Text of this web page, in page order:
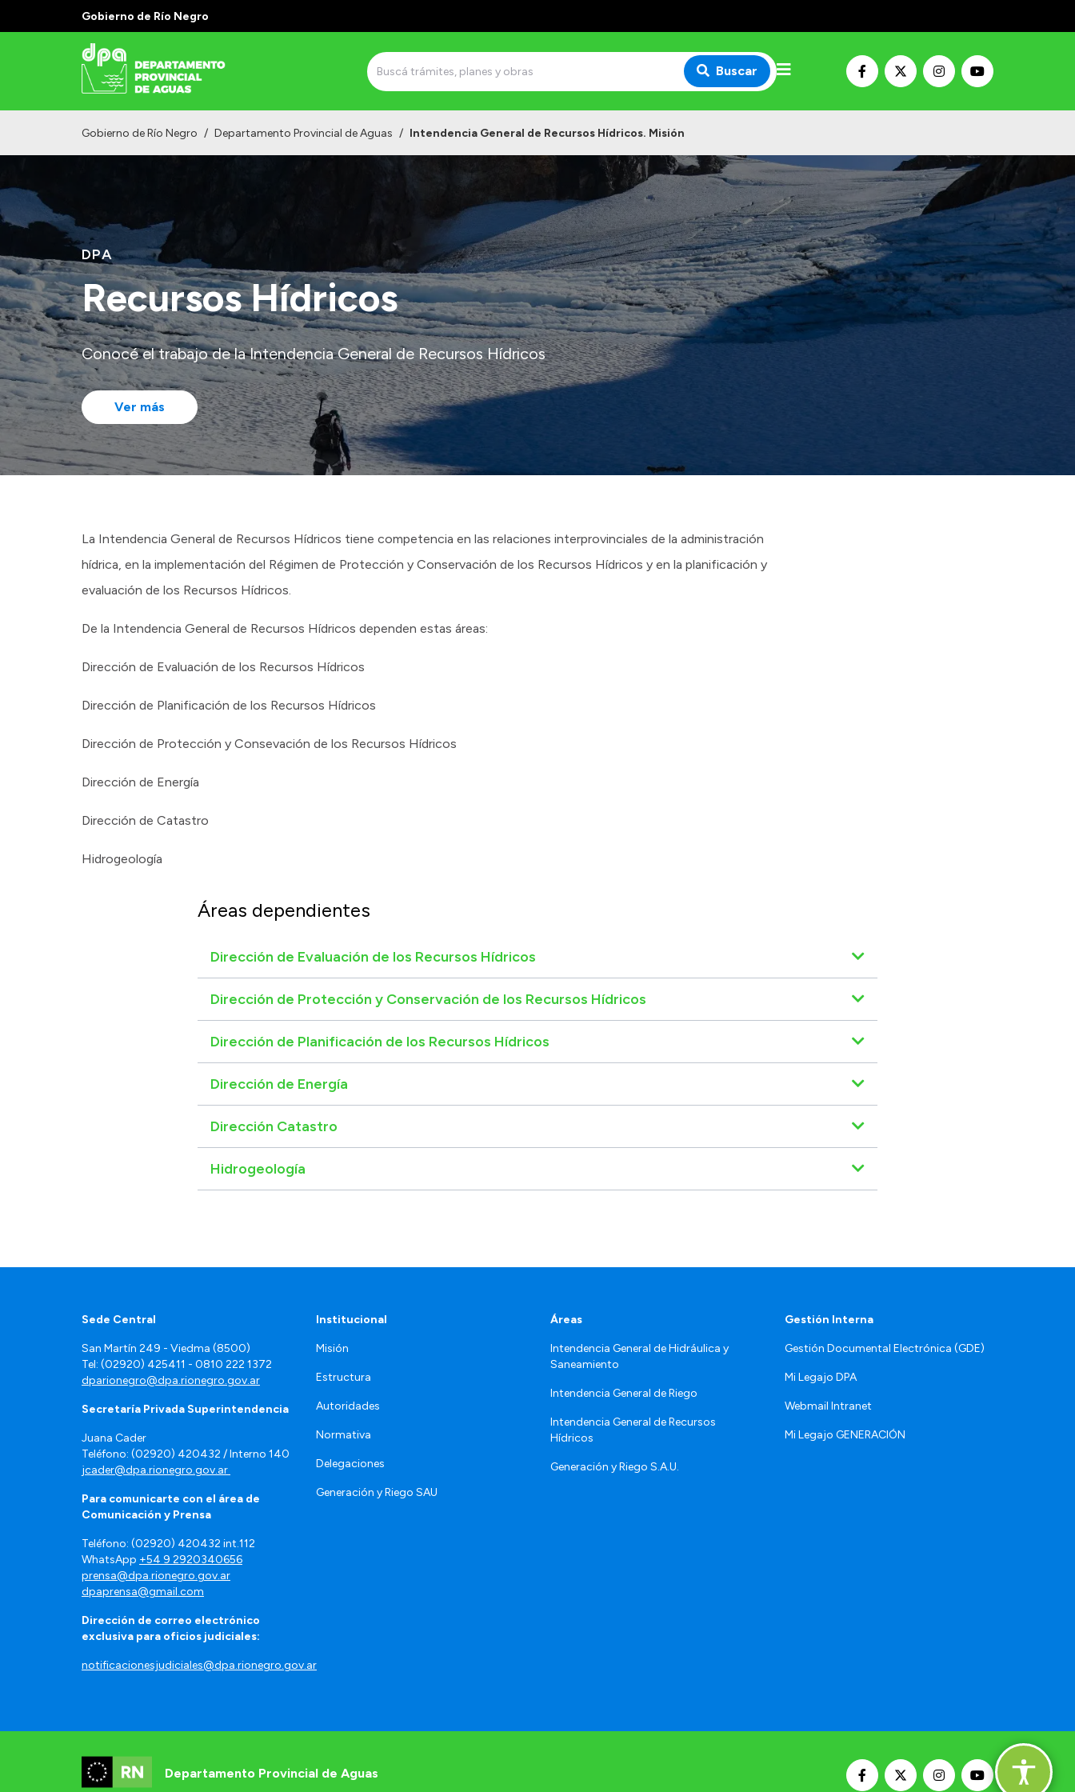
Gobierno de Río Negro
Buscar
Gobierno de Río Negro / Departamento Provincial de Aguas / Intendencia General de Recursos Hídricos. Misión
DPA
Recursos Hídricos
Conocé el trabajo de la Intendencia General de Recursos Hídricos
Ver más
La Intendencia General de Recursos Hídricos tiene competencia en las relaciones interprovinciales de la administración
hídrica, en la implementación del Régimen de Protección y Conservación de los Recursos Hídricos y en la planificación y
evaluación de los Recursos Hídricos.
De la Intendencia General de Recursos Hídricos dependen estas áreas:
Dirección de Evaluación de los Recursos Hídricos
Dirección de Planificación de los Recursos Hídricos
Dirección de Protección y Consevación de los Recursos Hídricos
Dirección de Energía
Dirección de Catastro
Hidrogeología
Áreas dependientes
Dirección de Evaluación de los Recursos Hídricos
Dirección de Protección y Conservación de los Recursos Hídricos
Dirección de Planificación de los Recursos Hídricos
Dirección de Energía
Dirección Catastro
Hidrogeología
Sede Central
San Martín 249 - Viedma (8500)
Tel: (02920) 425411 - 0810 222 1372
dparionegro@dpa.rionegro.gov.ar
Secretaría Privada Superintendencia
Juana Cader
Teléfono: (02920) 420432 / Interno 140
jcader@dpa.rionegro.gov.ar
Para comunicarte con el área de
Comunicación y Prensa
Teléfono: (02920) 420432 int.112
WhatsApp +54 9 2920340656
prensa@dpa.rionegro.gov.ar
dpaprensa@gmail.com
Dirección de correo electrónico
exclusiva para oficios judiciales:
notificacionesjudiciales@dpa.rionegro.gov.ar
Institucional
Misión
Estructura
Autoridades
Normativa
Delegaciones
Generación y Riego SAU
Áreas
Intendencia General de Hidráulica y
Saneamiento
Intendencia General de Riego
Intendencia General de Recursos
Hídricos
Generación y Riego S.A.U.
Gestión Interna
Gestión Documental Electrónica (GDE)
Mi Legajo DPA
Webmail Intranet
Mi Legajo GENERACIÓN
Departamento Provincial de Aguas